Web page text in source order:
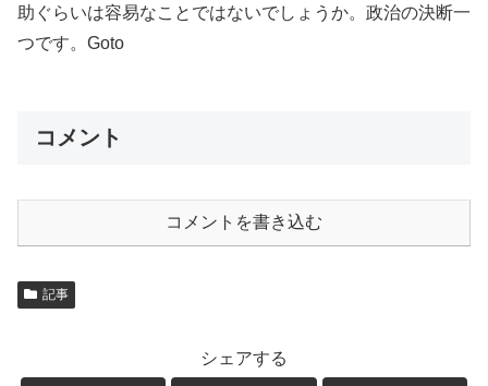
助ぐらいは容易なことではないでしょうか。政治の決断一
つです。Goto
コメント
コメントを書き込む
記事
シェアする